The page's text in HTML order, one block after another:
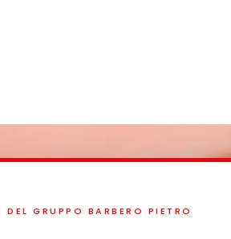
GRUPPO BARBERO PIETRO